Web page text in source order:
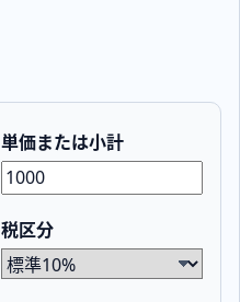
単価または小計
税区分